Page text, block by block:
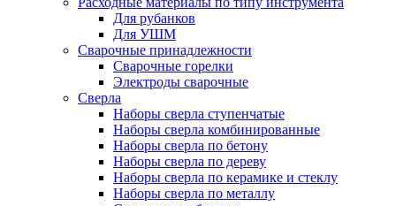
Для рубанков
Для УШМ
Сварочные принадлежности
Сварочные горелки
Электроды сварочные
Сверла
Наборы cверла ступенчатые
Наборы сверла комбинированные
Наборы сверла по бетону
Наборы сверла по дереву
Наборы сверла по керамике и стеклу
Наборы сверла по металлу